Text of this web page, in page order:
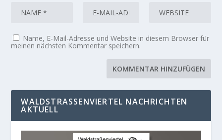
Name, E-Mail-Adresse und Website in diesem Browser für
meinen nächsten Kommentar speichern.
WALDSTRASSENVIERTEL NACHRICHTEN A
KTUELL